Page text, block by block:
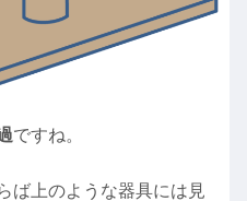
ですね。
ば上のような器具には見